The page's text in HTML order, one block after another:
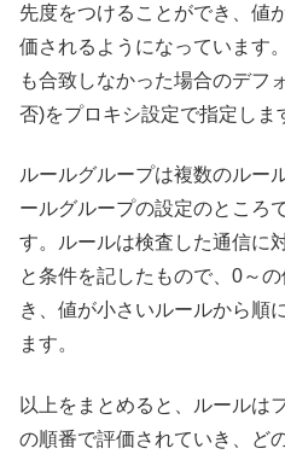
先度をつけることができ、値
価されるようになっています
も合致しなかった場合のデフ
否)をプロキシ設定で指定しま
ルールグループは複数のルー
ールグループの設定のところ
す。ルールは検査した通信に
と条件を記したもので、0～
き、値が小さいルールから順
ます。
以上をまとめると、ルールは
の順番で評価されていき、ど